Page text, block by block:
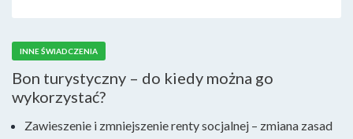
INNE ŚWIADCZENIA
Bon turystyczny – do kiedy można go
wykorzystać?
Zawieszenie i zmniejszenie renty socjalnej – zmiana zasad